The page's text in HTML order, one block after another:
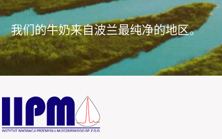
我们的牛奶来自波兰最纯净的地区。